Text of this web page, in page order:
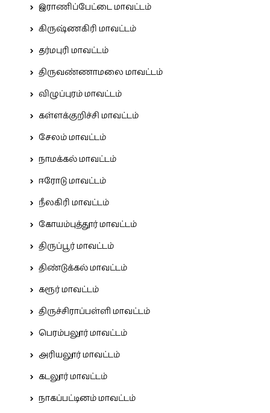
இராணிப்பேட்டை மாவட்டம்
கிருஷ்ணகிரி மாவட்டம்
தர்மபுரி மாவட்டம்
திருவண்ணாமலை மாவட்டம்
விழுப்புரம் மாவட்டம்
கள்ளக்குறிச்சி மாவட்டம்
சேலம் மாவட்டம்
நாமக்கல் மாவட்டம்
ஈரோடு மாவட்டம்
நீலகிரி மாவட்டம்
கோயம்புத்தூர் மாவட்டம்
திருப்பூர் மாவட்டம்
திண்டுக்கல் மாவட்டம்
கரூர் மாவட்டம்
திருச்சிராப்பள்ளி மாவட்டம்
பெரம்பலூர் மாவட்டம்
அரியலூர் மாவட்டம்
கடலூர் மாவட்டம்
நாகப்பட்டினம் மாவட்டம்